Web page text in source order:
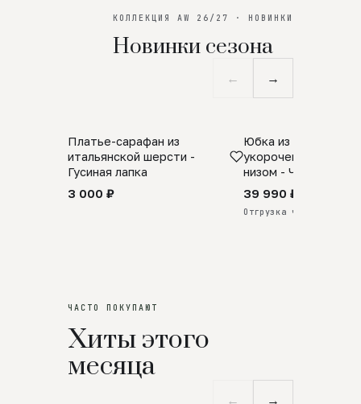
КОЛЛЕКЦИЯ AW 26/27 · НОВИНКИ
Новинки сезона
← →
SALE
Платье-сарафан из
итальянской шерсти -
Гусиная лапка
3 000 ₽
ПРЕДЗАКАЗ
Юбка из
укороченная с
низом - Черный
39 990 ₽
Отгрузка через 25 дней
ЧАСТО ПОКУПАЮТ
Хиты этого
месяца
← →